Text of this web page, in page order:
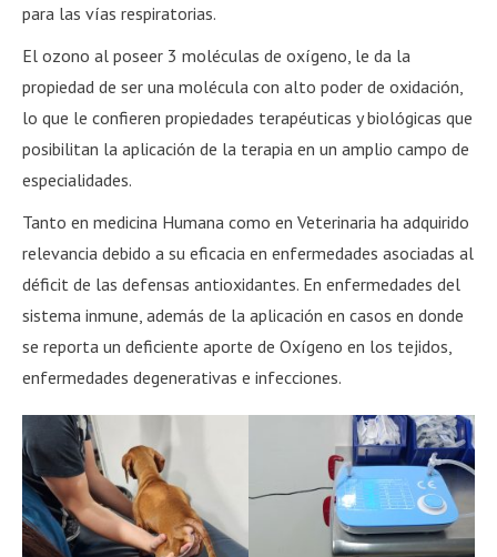
para las vías respiratorias.
El ozono al poseer 3 moléculas de oxígeno, le da la
propiedad de ser una molécula con alto poder de oxidación,
lo que le confieren propiedades terapéuticas y biológicas que
posibilitan la aplicación de la terapia en un amplio campo de
especialidades.
Tanto en medicina Humana como en Veterinaria ha adquirido
relevancia debido a su eficacia en enfermedades asociadas al
déficit de las defensas antioxidantes. En enfermedades del
sistema inmune, además de la aplicación en casos en donde
se reporta un deficiente aporte de Oxígeno en los tejidos,
enfermedades degenerativas e infecciones.